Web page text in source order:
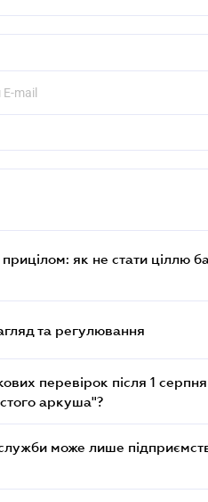
як не стати ціллю
та регулювання
перевірок після 1
аркуша"?
може лише